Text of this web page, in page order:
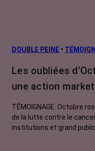
L’après cancer
Traitements
contre le cancer
DOUBLE PEINE •
Les oubliées
une action
TÉMOIGNAGE. Octobre
de la lutte contre le
institutions et grand